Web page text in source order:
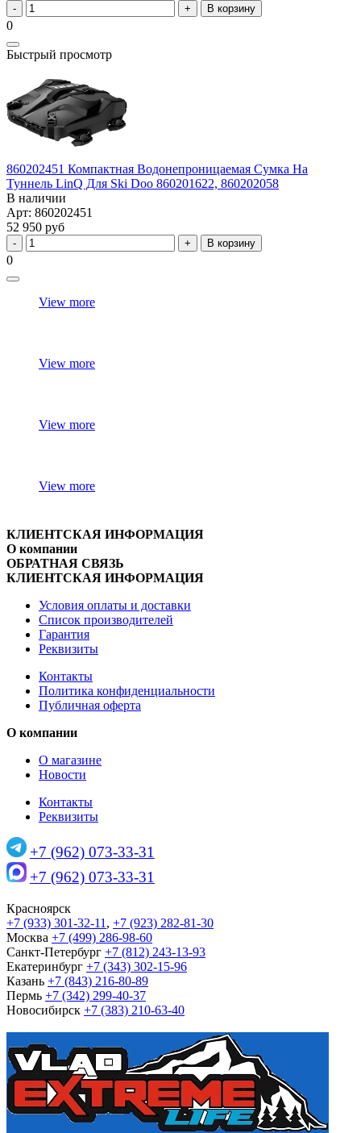
В корзину
0
Быстрый просмотр
860202451 Компактная Водонепроницаемая Сумка На
Туннель LinQ Для Ski Doo 860201622, 860202058
В наличии
Арт: 860202451
52 950 руб
В корзину
0
View more
View more
View more
View more
КЛИЕНТСКАЯ ИНФОРМАЦИЯ
О компании
ОБРАТНАЯ СВЯЗЬ
КЛИЕНТСКАЯ ИНФОРМАЦИЯ
Условия оплаты и доставки
Список производителей
Гарантия
Реквизиты
Контакты
Политика конфиденциальности
Публичная оферта
О компании
О магазине
Новости
Контакты
Реквизиты
+7 (962) 073-33-31
+7 (962) 073-33-31
Красноярск
+7 (933) 301-32-11 , +7 (923) 282-81-30
Москва +7 (499) 286-98-60
Санкт-Петербург +7 (812) 243-13-93
Екатеринбург +7 (343) 302-15-96
Казань +7 (843) 216-80-89
Пермь +7 (342) 299-40-37
Новосибирск +7 (383) 210-63-40